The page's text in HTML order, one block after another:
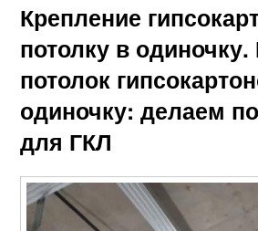
Условия для монтажа
Крепление
потолку в
потолок
одиночку: делаем
для ГКЛ